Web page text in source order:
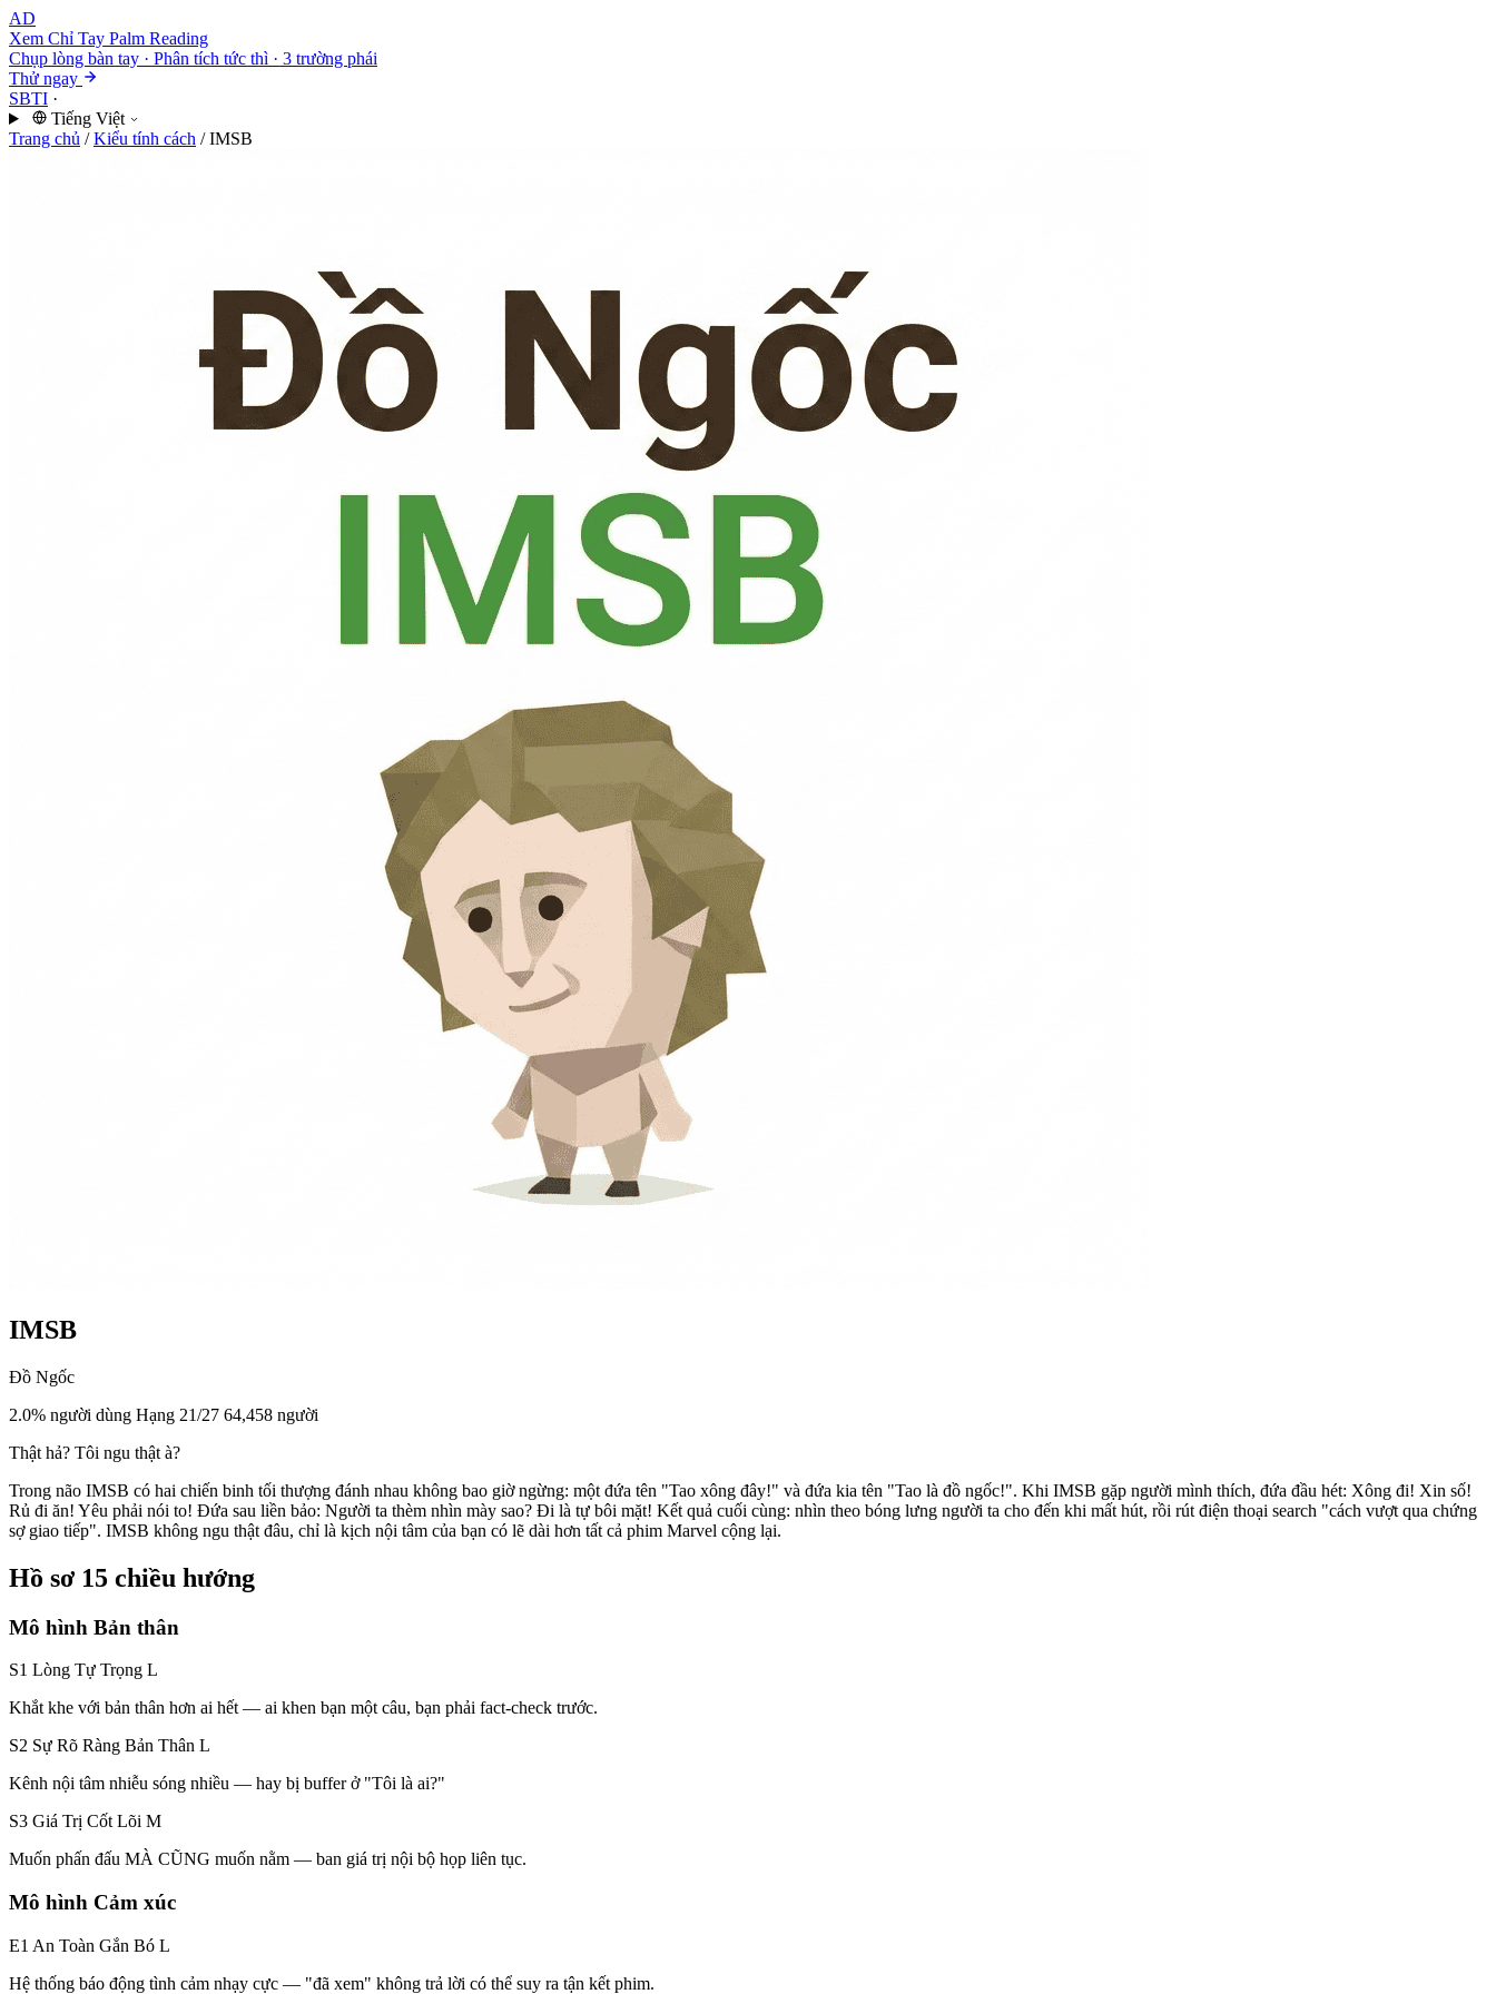
AD
Xem Chỉ Tay Palm Reading
Chụp lòng bàn tay · Phân tích tức thì · 3 trường phái
Thử ngay
SBTI ·
Tiếng Việt
Trang chủ / Kiểu tính cách / IMSB
IMSB
Đồ Ngốc
2.0% người dùng Hạng 21/27 64,458 người
Thật hả? Tôi ngu thật à?
Trong não IMSB có hai chiến binh tối thượng đánh nhau không bao giờ ngừng: một đứa tên "Tao xông đây!" và đứa kia tên "Tao là đồ ngốc!". Khi IMSB gặp người mình thích, đứa đầu hét: Xông đi! Xin số!
Rủ đi ăn! Yêu phải nói to! Đứa sau liền bảo: Người ta thèm nhìn mày sao? Đi là tự bôi mặt! Kết quả cuối cùng: nhìn theo bóng lưng người ta cho đến khi mất hút, rồi rút điện thoại search "cách vượt qua chứng
sợ giao tiếp". IMSB không ngu thật đâu, chỉ là kịch nội tâm của bạn có lẽ dài hơn tất cả phim Marvel cộng lại.
Hồ sơ 15 chiều hướng
Mô hình Bản thân
S1 Lòng Tự Trọng L
Khắt khe với bản thân hơn ai hết — ai khen bạn một câu, bạn phải fact-check trước.
S2 Sự Rõ Ràng Bản Thân L
Kênh nội tâm nhiễu sóng nhiều — hay bị buffer ở "Tôi là ai?"
S3 Giá Trị Cốt Lõi M
Muốn phấn đấu MÀ CŨNG muốn nằm — ban giá trị nội bộ họp liên tục.
Mô hình Cảm xúc
E1 An Toàn Gắn Bó L
Hệ thống báo động tình cảm nhạy cực — "đã xem" không trả lời có thể suy ra tận kết phim.